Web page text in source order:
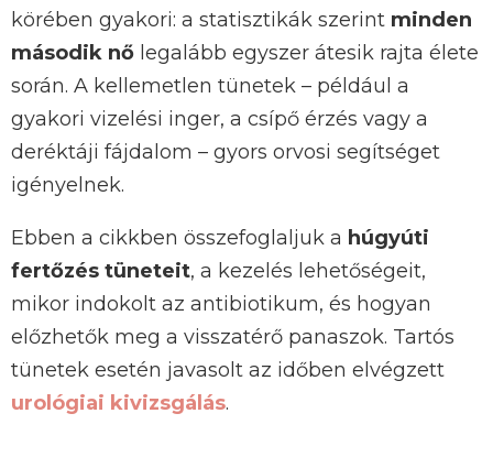
körében gyakori: a statisztikák szerint minden
második nő legalább egyszer átesik rajta élete
során. A kellemetlen tünetek – például a
gyakori vizelési inger, a csípő érzés vagy a
deréktáji fájdalom – gyors orvosi segítséget
igényelnek.
Ebben a cikkben összefoglaljuk a húgyúti
fertőzés tüneteit, a kezelés lehetőségeit,
mikor indokolt az antibiotikum, és hogyan
előzhetők meg a visszatérő panaszok. Tartós
tünetek esetén javasolt az időben elvégzett
urológiai kivizsgálás.